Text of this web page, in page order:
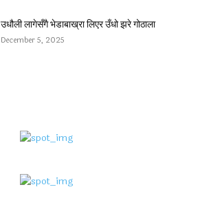
उधौली लागेसँगै भेडाबाख्रा लिएर उँधो झरे गोठाला
December 5, 2025